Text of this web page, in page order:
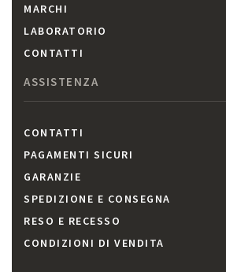
MARCHI
LABORATORIO
CONTATTI
ASSISTENZA
CONTATTI
PAGAMENTI SICURI
GARANZIE
SPEDIZIONE E CONSEGNA
RESO E RECESSO
CONDIZIONI DI VENDITA